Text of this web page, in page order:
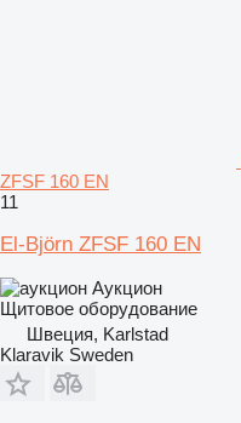
ZFSF 160 EN
11
El-Björn ZFSF 160 EN
Аукцион
Щитовое оборудование
Швеция, Karlstad
Klaravik Sweden